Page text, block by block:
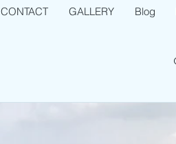
CONTACT GALLERY Blog